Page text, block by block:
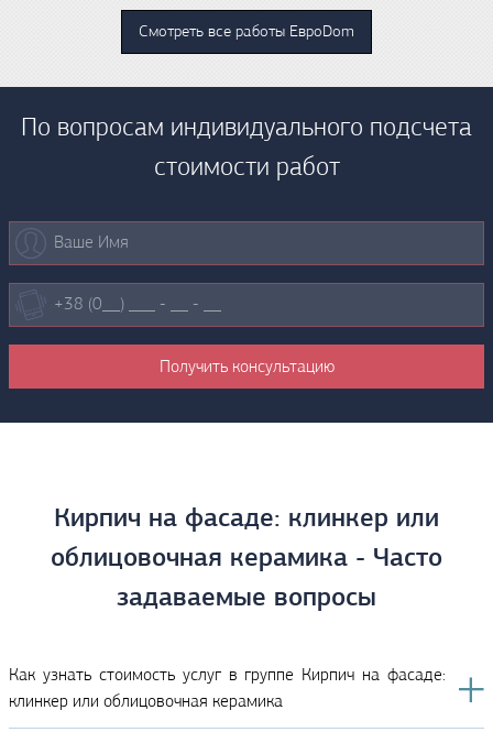
Смотреть все работы ЕвроDom
По вопросам индивидуального подсчета
стоимости работ
Кирпич на фасаде: клинкер или
облицовочная керамика - Часто
задаваемые вопросы
Как узнать стоимость услуг в группе Кирпич на фасаде:
клинкер или облицовочная керамика